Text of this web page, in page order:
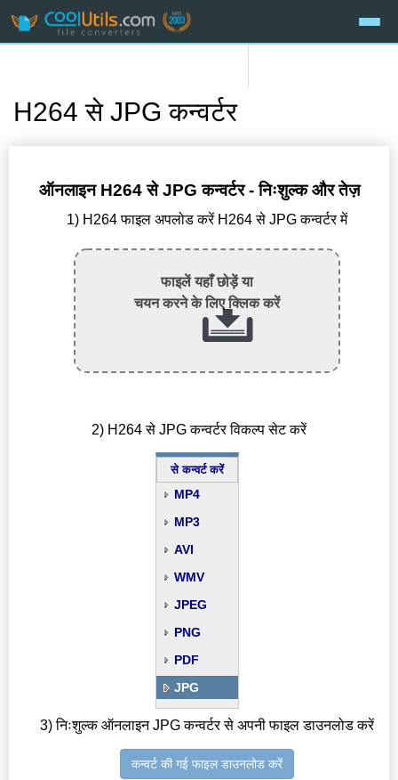
H264 से JPG कन्वर्टर
ऑनलाइन H264 से JPG कन्वर्टर - निःशुल्क और तेज़
1) H264 फाइल अपलोड करें H264 से JPG कन्वर्टर में
फाइलें यहाँ छोड़ें या
चयन करने के लिए क्लिक करें
2) H264 से JPG कन्वर्टर विकल्प सेट करें
से कन्वर्ट करें
MP4
MP3
AVI
WMV
JPEG
PNG
PDF
JPG
3) निःशुल्क ऑनलाइन JPG कन्वर्टर से अपनी फाइल डाउनलोड करें
कन्वर्ट की गई फाइल डाउनलोड करें